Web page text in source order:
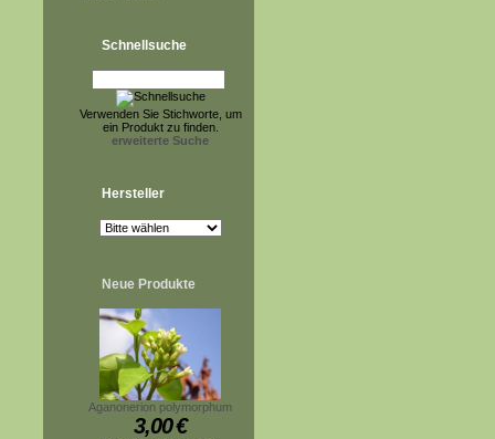
Schnellsuche
Verwenden Sie Stichworte, um
ein Produkt zu finden.
erweiterte Suche
Hersteller
Neue Produkte
Aganonerion polymorphum
3,00€